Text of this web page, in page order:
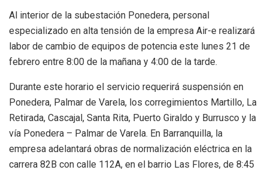
Al interior de la subestación Ponedera, personal
especializado en alta tensión de la empresa Air-e realizará
labor de cambio de equipos de potencia este lunes 21 de
febrero entre 8:00 de la mañana y 4:00 de la tarde.
Durante este horario el servicio requerirá suspensión en
Ponedera, Palmar de Varela, los corregimientos Martillo, La
Retirada, Cascajal, Santa Rita, Puerto Giraldo y Burrusco y la
vía Ponedera – Palmar de Varela. En Barranquilla, la
empresa adelantará obras de normalización eléctrica en la
carrera 82B con calle 112A, en el barrio Las Flores, de 8:45